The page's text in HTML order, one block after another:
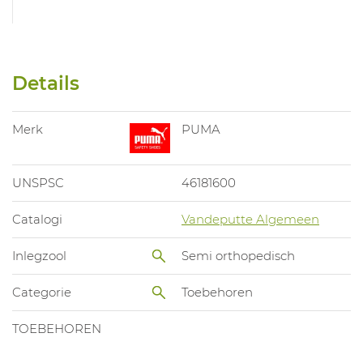
Details
Merk PUMA
UNSPSC 46181600
Catalogi Vandeputte Algemeen
Inlegzool Semi orthopedisch
Categorie Toebehoren
TOEBEHOREN